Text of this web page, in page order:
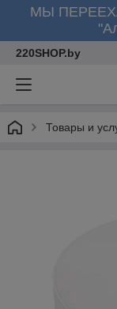
МЫ
220SHOP.by
Товары и